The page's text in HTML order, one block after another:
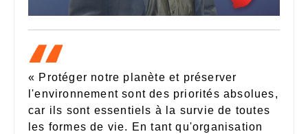
« Protéger notre planète et préserver
l'environnement sont des priorités absolues,
car ils sont essentiels à la survie de toutes
les formes de vie. En tant qu'organisation